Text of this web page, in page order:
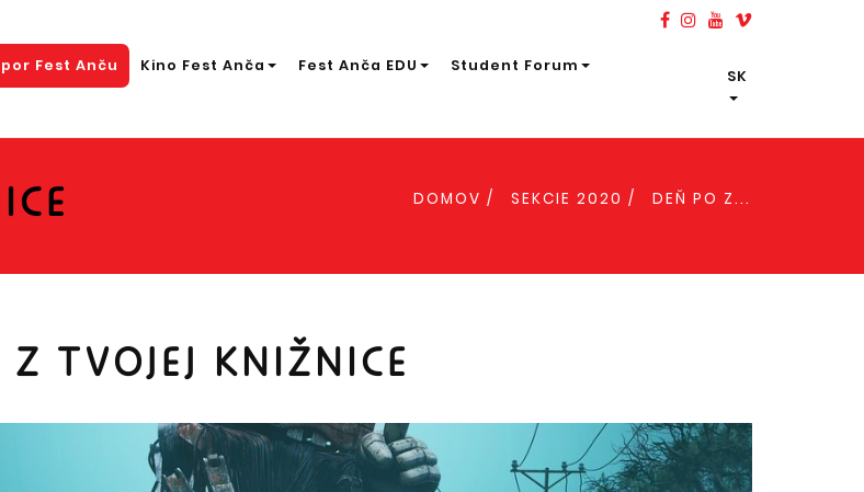
Fest Anču Kino Fest Anča Fest Anča EDU Student Forum
SK
DOMOV SEKCIE 2020 DEŇ PO Z...
TVOJEJ KNIŽNICE